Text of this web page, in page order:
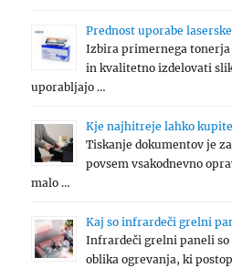
Prednost uporabe
Izbira primernega
in kvalitetno izdelovati
uporabljajo …
Kje najhitreje lahko
Tiskanje dokumentov je
povsem vsakodnevno
malo …
Kaj so infrardeči grelni
Infrardeči grelni paneli
oblika ogrevanja, ki